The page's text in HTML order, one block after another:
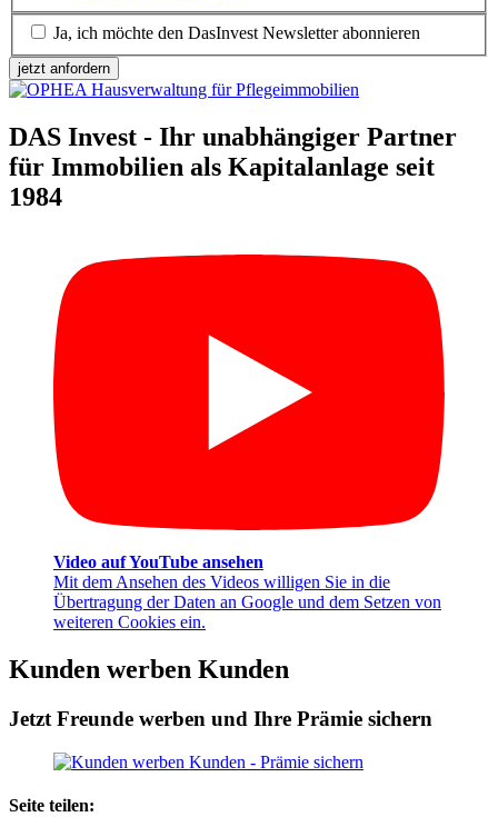
Ja, ich möchte den DasInvest Newsletter abonnieren
jetzt anfordern
DAS Invest - Ihr unabhängiger Partner
für Immobilien als Kapitalanlage seit
1984
Video auf YouTube ansehen
Mit dem Ansehen des Videos willigen Sie in die
Übertragung der Daten an Google und dem Setzen von
weiteren Cookies ein.
Kunden werben Kunden
Jetzt Freunde werben und Ihre Prämie sichern
Seite teilen: